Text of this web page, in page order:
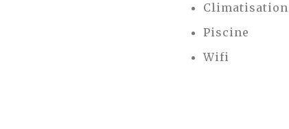
Climatisation
Piscine
Wifi